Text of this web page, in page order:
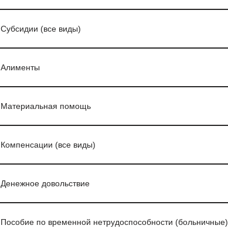
Субсидии (все виды)
Алименты
Материальная помощь
Компенсации (все виды)
Денежное довольствие
Пособие по временной нетрудоспособности (больничные)